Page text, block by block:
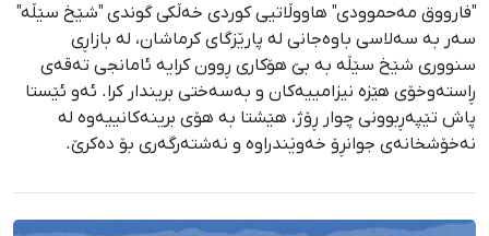
"فارووق مەحموودی" هاووڵاتیی کوردی خەڵکی گوندی "شێخ سێڵە"
سەر بە سەلاسی باوەجانی لە پارێزگای کرماشان، لە بازاڕی
سنووری شێخ سێڵە بە بێ هۆکاری ڕوون کرایە ئامانجی تەقەی
ڕاستەوخۆی هێزە نیزامییەکان و بەسەختی بریندار کرا. ئەو ئێستا
پاش تێپەڕبوونی چوار ڕۆژ، هێشتا بە هۆی برینەکانییەوە لە
نەخۆشخانەی جوانڕۆ خەوێندراوە و نەشتەرگەری بۆ دەکرێ.